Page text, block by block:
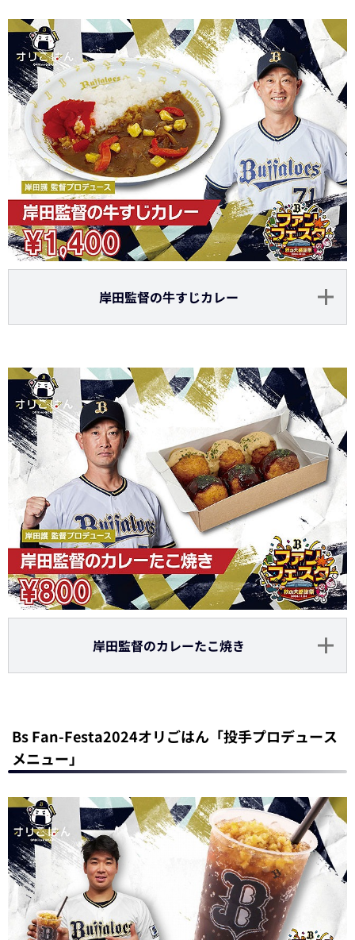
岸田監督の牛すじカレー
岸田監督のカレーたこ焼き
Bs Fan-Festa2024オリごはん「投手プロデュース
メニュー」